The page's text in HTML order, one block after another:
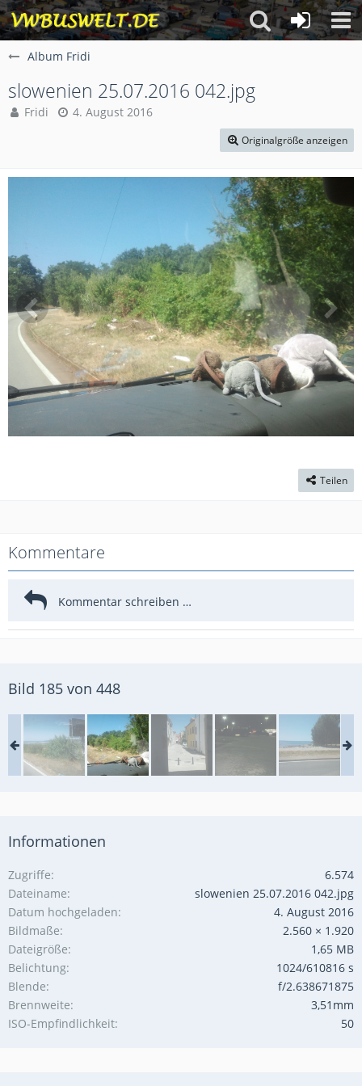
Album Fridi
slowenien 25.07.2016 042.jpg
Fridi 4. August 2016
Originalgröße anzeigen
Teilen
Kommentare
Bild 185 von 448
Informationen
Zugriffe
6.574
Dateiname
slowenien 25.07.2016 042.jpg
Datum hochgeladen
4. August 2016
Bildmaße
2.560 × 1.920
Dateigröße
1,65 MB
Belichtung
1024/610816 s
Blende
f/2.638671875
Brennweite
3,51mm
ISO-Empfindlichkeit
50